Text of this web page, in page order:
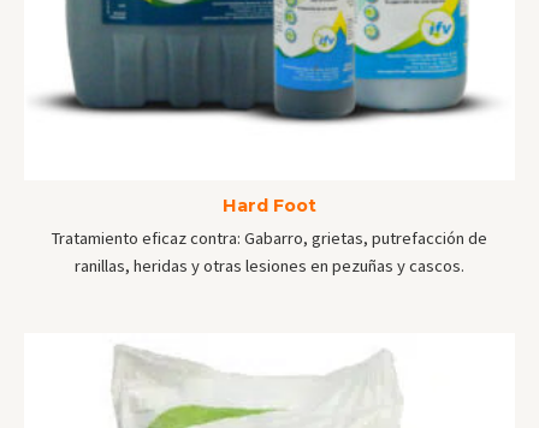
Hard Foot
Tratamiento eficaz contra: Gabarro, grietas, putrefacción de
ranillas, heridas y otras lesiones en pezuñas y cascos.